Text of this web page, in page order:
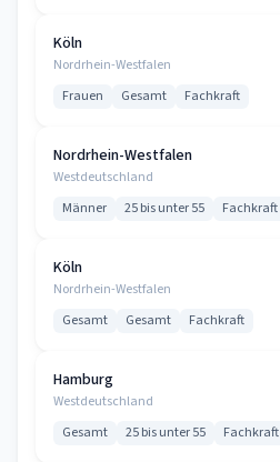
Köln
Nordrhein-Westfalen
Frauen Gesamt Fachkraft
Nordrhein-Westfalen
Westdeutschland
Männer 25 bis unter 55 Fachkraft
Köln
Nordrhein-Westfalen
Gesamt Gesamt Fachkraft
Hamburg
Westdeutschland
Gesamt 25 bis unter 55 Fachkraft